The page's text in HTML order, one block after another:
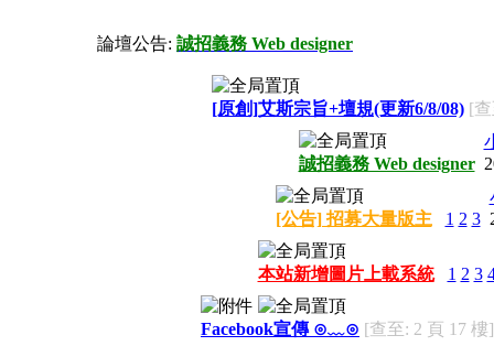
論壇公告: 誠招義務 Web designer
[原創]艾斯宗旨+壇規(更新6/8/08) [
誠招義務 Web designer
[公告] 招募大量版主 1 2 3
本站新增圖片上載系統 1 2 3
Facebook宣傳 ⊙﹏⊙ [查至: 2 頁 17 樓]